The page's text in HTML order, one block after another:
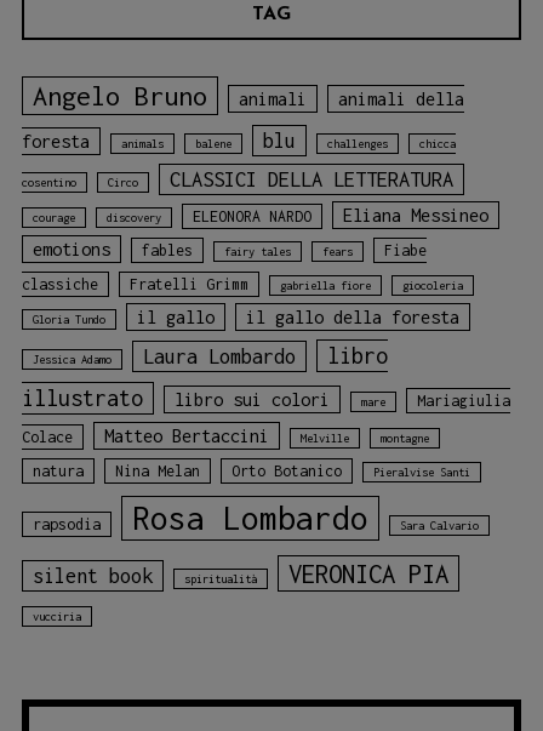
TAG
Angelo Bruno animali animali della
foresta animals balene blu challenges chicca
cosentino Circo CLASSICI DELLA LETTERATURA
courage discovery ELEONORA NARDO
Eliana Messineo
emotions
fables fairy tales fears
Fiabe
classiche
Fratelli Grimm gabriella fiore giocoleria
Gloria Tundo il gallo il gallo della foresta
Jessica Adamo Laura Lombardo
libro
illustrato
libro sui colori mare
Mariagiulia
Colace
Matteo Bertaccini Melville montagne
natura Nina Melan Orto Botanico Pieralvise Santi
rapsodia Rosa Lombardo Sara Calvario
silent book spiritualità VERONICA PIA
vucciria